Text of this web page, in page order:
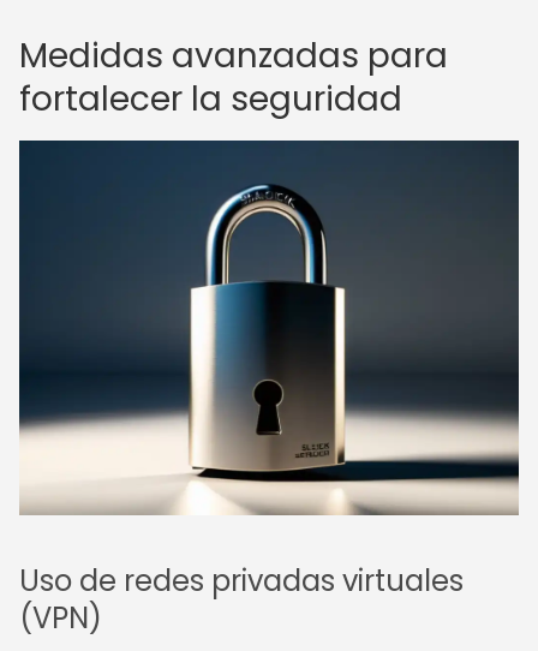
Medidas avanzadas para
fortalecer la seguridad
Uso de redes privadas virtuales
(VPN)